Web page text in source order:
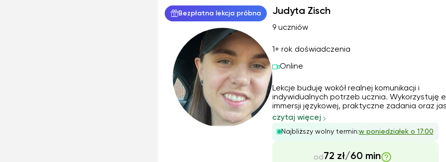
Bezpłatna lekcja próbna Judyta Zisch
9 uczniów
1+ rok doświadczenia
Online
Lekcje buduję wokół realnej komunikacji i
indywidualnych potrzeb ucznia. Wykorzystuję
immersji językowej, praktyczne zadania oraz
wyjaśnienia struktur gramatycznych i
Dzięki doświadczeniu w pracy z pacjentami i
w Wielkiej Brytanii (opieka domowa, domy
czytaj więcej
Najbliższy wolny termin:w poniedziałek o 17:00
od 72 zł/60 min